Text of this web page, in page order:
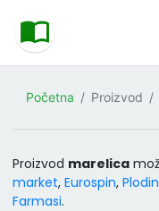
Početna Proizvod
Proizvod marelica
market, Eurospin,
Farmasi.